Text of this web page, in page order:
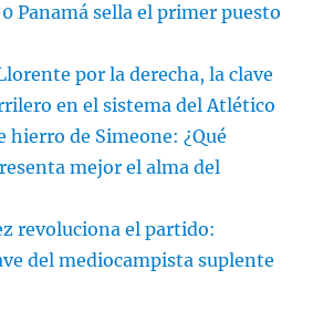
Panamá sella el primer puesto
por la derecha, la clave
en el sistema del Atlético
hierro de Simeone: ¿Qué
mejor el alma del
revoluciona el partido:
del mediocampista suplente